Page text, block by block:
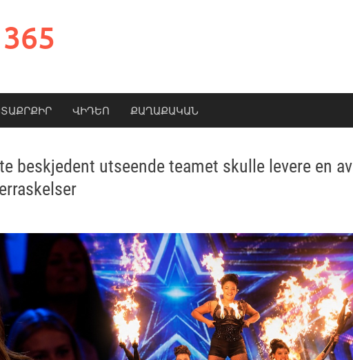
ՎԻԴԵՈ ՔԱՂԱՔԱԿԱՆ
beskjedent utseende teamet skulle levere en av